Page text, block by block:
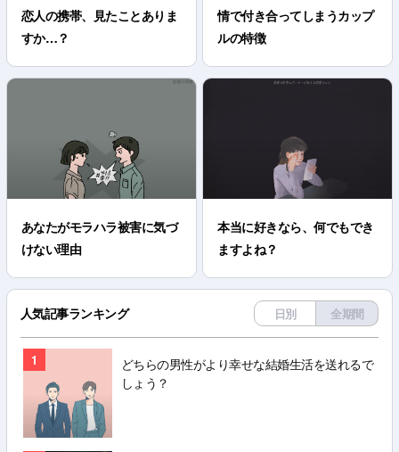
恋人の携帯、見たことありま
すか…？
情で付き合ってしまうカップ
ルの特徴
あなたがモラハラ被害に気づ
けない理由
本当に好きなら、何でもでき
ますよね？
人気記事ランキング 日別 全期間
1
どちらの男性がより幸せな結婚生活を送れるで
しょう？